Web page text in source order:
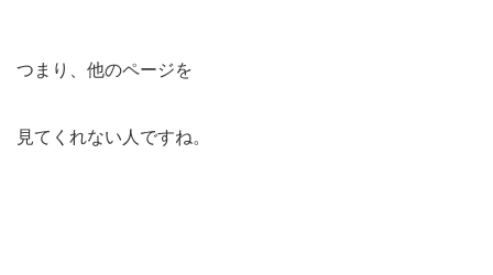
つまり、他のページを
見てくれない人ですね。